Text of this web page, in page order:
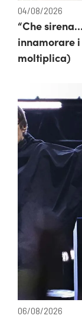
04/08/2026
“Che
innamorare i
moltiplica)
06/08/2026